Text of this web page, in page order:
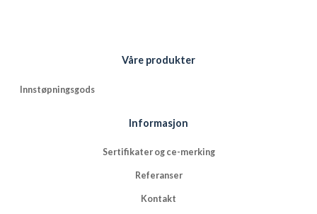
Våre produkter
Innstøpningsgods
Informasjon
Sertifikater og ce-merking
Referanser
Kontakt